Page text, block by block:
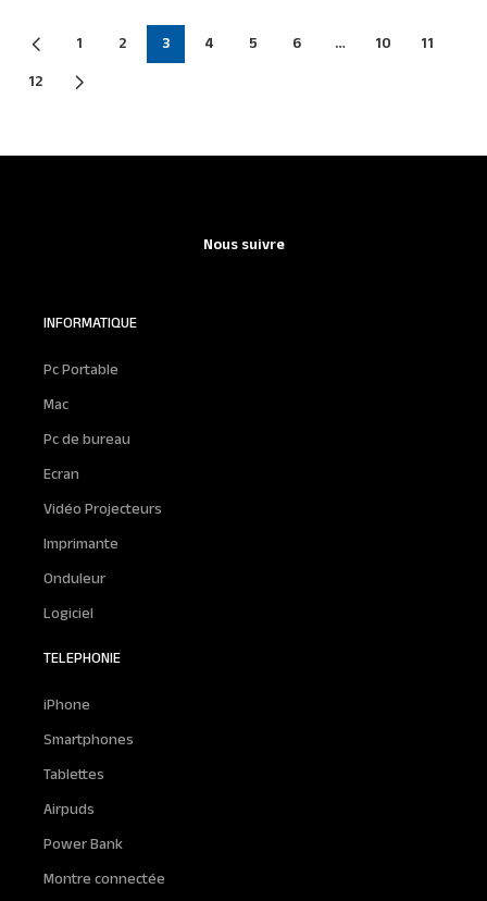
1 2 3 4 5 6 … 10
11
12
Nous suivre
INFORMATIQUE
Pc Portable
Mac
Pc de bureau
Ecran
Vidéo Projecteurs
Imprimante
Onduleur
Logiciel
TELEPHONIE
iPhone
Smartphones
Tablettes
Airpuds
Power Bank
Montre connectée